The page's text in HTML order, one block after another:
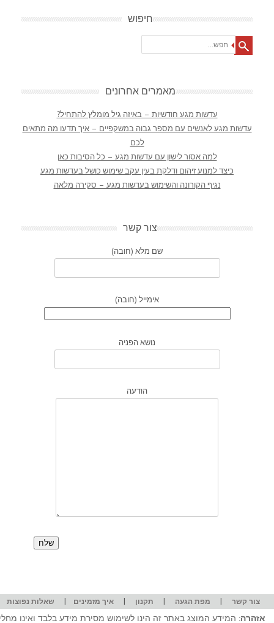
חיפוש
מאמרים אחרונים
עדשות מגע חודשיות – באיזה גיל מומלץ להתחיל?
עדשות מגע לאנשים עם מספר גבוה במשקפיים – איך תדעו מה מתאים
לכם
למה אסור לישון עם עדשות מגע – כל הסיבות כאן
כיצד למנוע זיהום ודלקת בעין עקב שימוש כושל בעדשות מגע
נגיף הקורונה והשימוש בעדשות מגע – סקירה מלאה
צור קשר
שם מלא (חובה)
אימייל (חובה)
נושא הפניה
הודעה
צור קשר | מפת הגעה | תקנון |איך מזמינים | שאלות נפוצות
אזהרה: המידע המוצג באתר זה הינו לשימוש מסירת מידע בלבד ואינו